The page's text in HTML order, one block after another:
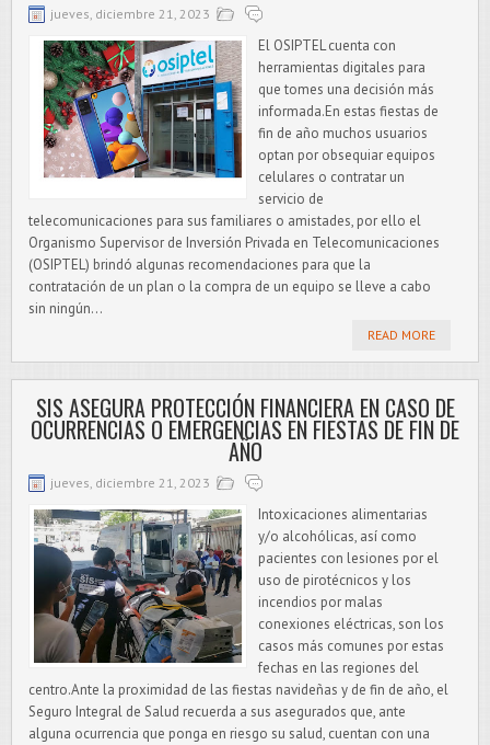
jueves, diciembre 21, 2023
El OSIPTEL cuenta con
herramientas digitales para
que tomes una decisión más
informada.En estas fiestas de
fin de año muchos usuarios
optan por obsequiar equipos
celulares o contratar un
servicio de
telecomunicaciones para sus familiares o amistades, por ello el
Organismo Supervisor de Inversión Privada en Telecomunicaciones
(OSIPTEL) brindó algunas recomendaciones para que la
contratación de un plan o la compra de un equipo se lleve a cabo
sin ningún...
READ MORE
SIS ASEGURA PROTECCIÓN FINANCIERA EN CASO DE
OCURRENCIAS O EMERGENCIAS EN FIESTAS DE FIN DE
AÑO
jueves, diciembre 21, 2023
Intoxicaciones alimentarias
y/o alcohólicas, así como
pacientes con lesiones por el
uso de pirotécnicos y los
incendios por malas
conexiones eléctricas, son los
casos más comunes por estas
fechas en las regiones del
centro.Ante la proximidad de las fiestas navideñas y de fin de año, el
Seguro Integral de Salud recuerda a sus asegurados que, ante
alguna ocurrencia que ponga en riesgo su salud, cuentan con una